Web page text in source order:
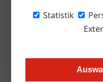
Statistik
Bernhard